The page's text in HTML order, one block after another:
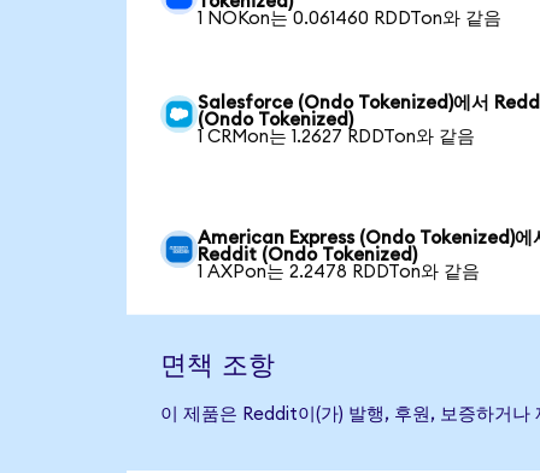
1 NOKon는 0.061460 RDDTon와 같음
Salesforce (Ondo Tokenized)에서
(Ondo Tokenized)
1 CRMon는 1.2627 RDDTon와 같음
American Express (Ondo Tokenized)에
Reddit (Ondo Tokenized)
1 AXPon는 2.2478 RDDTon와 같음
면책 조항
이 제품은 Reddit이(가) 발행, 후원, 보증하거